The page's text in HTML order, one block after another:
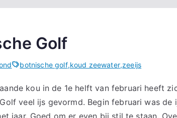
Golf
botnische golf,koud zeewater,zeeijs
kou in de 1e helft van februari heeft
veel ijs gevormd. Begin februari was de
jaar. Goed om er even bij stil te staan.